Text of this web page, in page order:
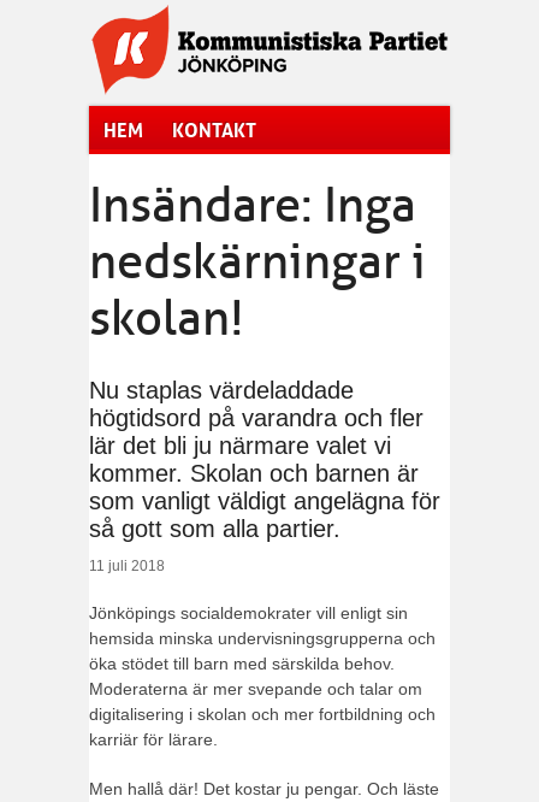
Hoppa till huvudinnehåll
HEM KONTAKT
Insändare: Inga
nedskärningar i
skolan!
Nu staplas värdeladdade
högtidsord på varandra och fler
lär det bli ju närmare valet vi
kommer. Skolan och barnen är
som vanligt väldigt angelägna för
så gott som alla partier.
11 juli 2018
Jönköpings socialdemokrater vill enligt sin
hemsida minska undervisningsgrupperna och
öka stödet till barn med särskilda behov.
Moderaterna är mer svepande och talar om
digitalisering i skolan och mer fortbildning och
karriär för lärare.
Men hallå där! Det kostar ju pengar. Och läste